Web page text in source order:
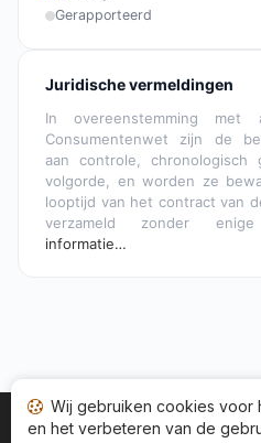
Gerapporteerd
Juridische vermeldingen
In overeenstemming met
Consumentenwet zijn de
aan controle, chronologisch
volgorde, en worden ze
looptijd van het contract van
verzameld zonder
informatie…
Startpagina Status
Wij gebruiken cookies voor
en het verbeteren van de